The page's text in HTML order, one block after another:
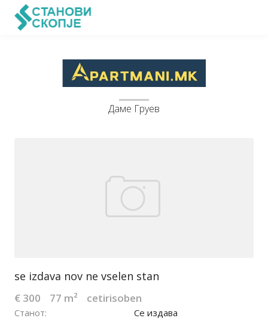
Даме Груев
se izdava nov ne vselen stan
€ 300 77 m² cetirisoben
Станот
Се издава